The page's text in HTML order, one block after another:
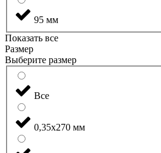
95 мм
Показать все
Размер
Выберите размер
Все
0,35x270 мм